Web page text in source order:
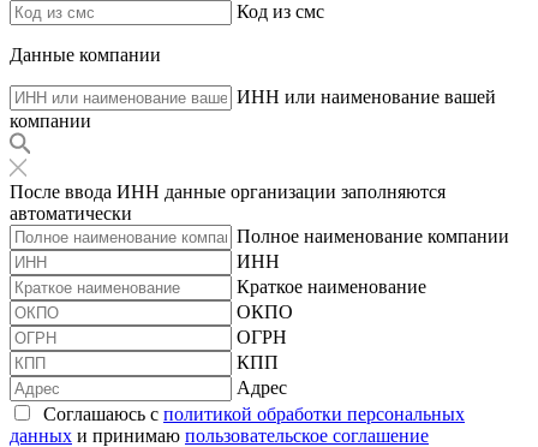
Код из смс
Данные компании
ИНН или наименование вашей
компании
После ввода ИНН данные организации заполняются
автоматически
Полное наименование компании
ИНН
Краткое наименование
ОКПО
ОГРН
КПП
Адрес
Соглашаюсь с политикой обработки персональных
данных и принимаю пользовательское соглашение